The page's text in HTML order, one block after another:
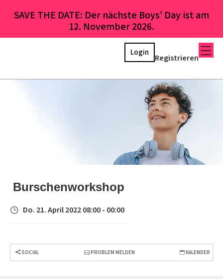
SAVE THE DATE: Der nächste Boys’ Day ist am
12. November 2026.
Registrieren
Login
Burschenworkshop
Do. 21. April 2022 08:00 - 00:00
SOCIAL PROBLEM MELDEN KALENDER